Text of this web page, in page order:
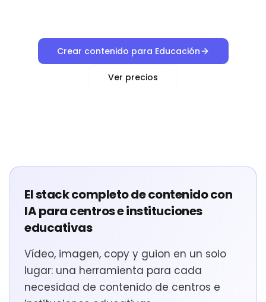
Crear contenido para Educación
Ver precios
El stack completo de contenido con
IA para centros e instituciones
educativas
Vídeo, imagen, copy y guion en un solo
lugar: una herramienta para cada
necesidad de contenido de centros e